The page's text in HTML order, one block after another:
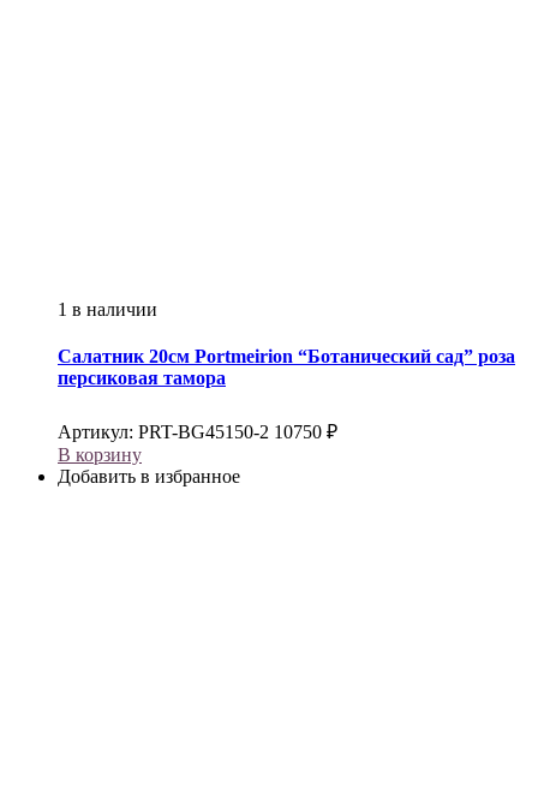
1 в наличии
Салатник 20см Portmeirion “Ботанический сад” роза
персиковая тамора
Артикул: PRT-BG45150-2 10750 ₽
В корзину
Добавить в избранное